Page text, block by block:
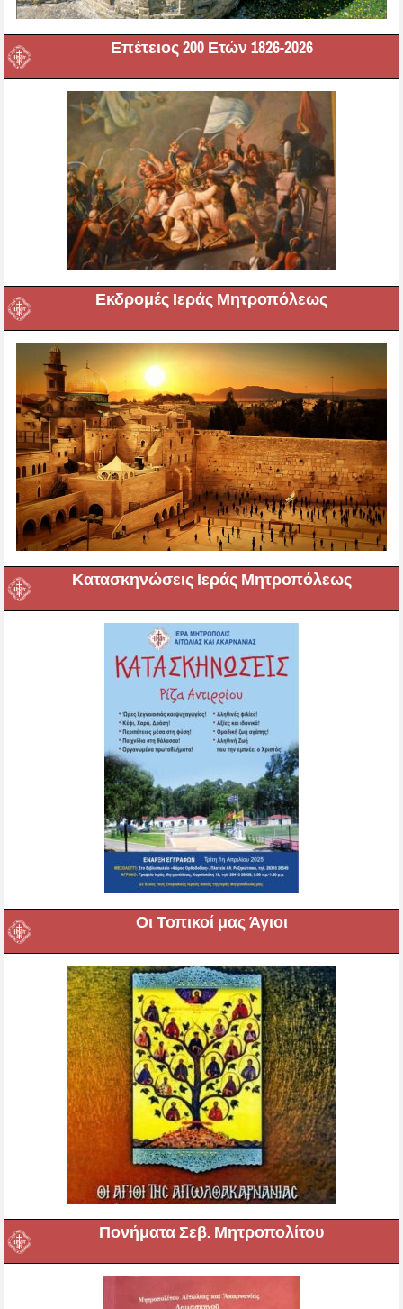
Επέτειος 200 Ετών 1826-2026
Εκδρομές Ιεράς Μητροπόλεως
Κατασκηνώσεις Ιεράς Μητροπόλεως
Οι Τοπικοί μας Άγιοι
Πονήματα Σεβ. Μητροπολίτου